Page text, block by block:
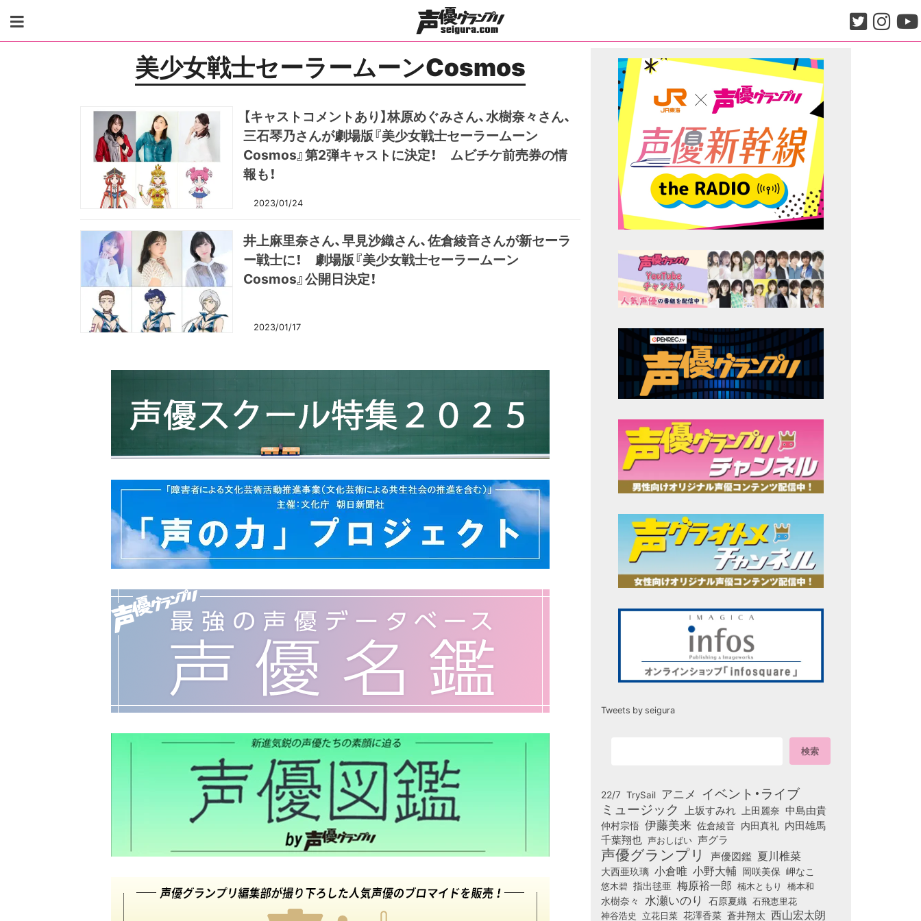
content
美少女戦士セーラームーンCosmos
【キャストコメントあり】林原めぐみさん、水樹奈々さん、
三石琴乃さんが劇場版『美少女戦士セーラームーン
Cosmos』第2弾キャストに決定！ ムビチケ前売券の情
報も！
2023/01/24
井上麻里奈さん、早見沙織さん、佐倉綾音さんが新セーラ
ー戦士に！ 劇場版『美少女戦士セーラームーン
Cosmos』公開日決定！
2023/01/17
Tweets by seigura
22/7 TrySail アニメ イベント・ライブ
ミュージック 上坂すみれ 上田麗奈 中島由貴
仲村宗悟 伊藤美来 佐倉綾音 内田真礼 内田雄馬
千葉翔也 声おしばい 声グラ
声優グランプリ 声優図鑑 夏川椎菜
大西亜玖璃 小倉唯 小野大輔 岡咲美保 岬なこ
悠木碧 指出毬亜 梅原裕一郎 楠木ともり 橋本和
水樹奈々 水瀬いのり 石原夏織 石飛恵里花
神谷浩史 立花日菜 花澤香菜 蒼井翔太 西山宏太朗